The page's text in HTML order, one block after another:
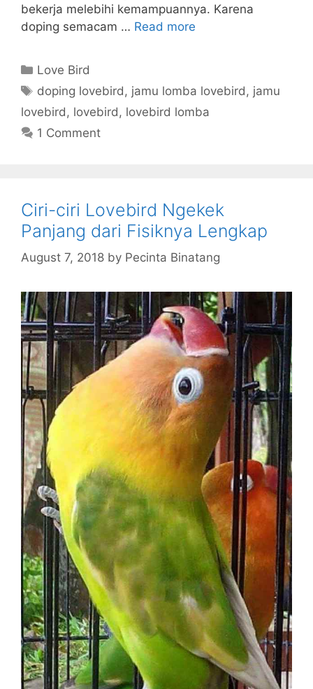
bekerja melebihi kemampuannya. Karena
doping semacam … Read more
Categories
Love Bird
Tags
doping lovebird , jamu lomba lovebird , jamu
lovebird , lovebird , lovebird lomba
1 Comment
Ciri-ciri Lovebird Ngekek
Panjang dari Fisiknya Lengkap
August 7, 2018 by Pecinta Binatang